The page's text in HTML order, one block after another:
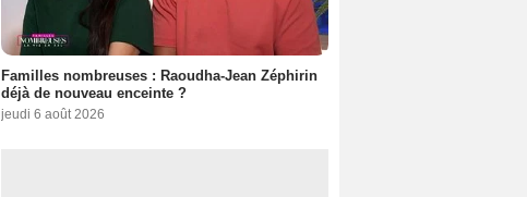
Familles nombreuses : Raoudha-Jean Zéphirin
déjà de nouveau enceinte ?
jeudi 6 août 2026